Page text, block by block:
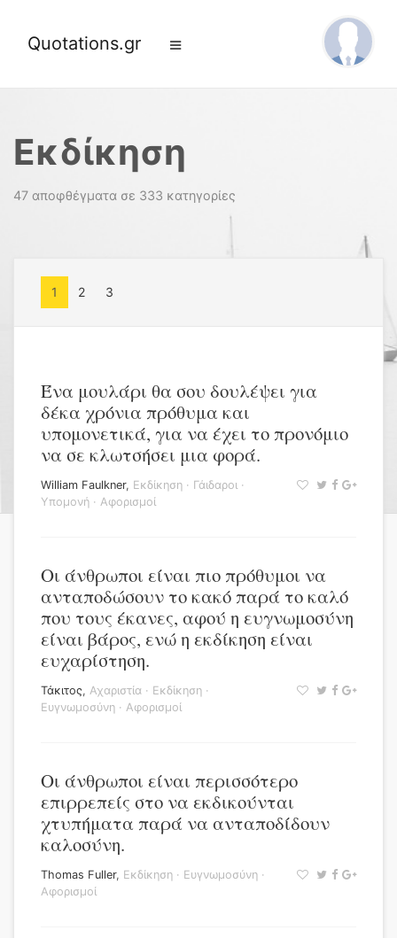
Quotations.gr
Εκδίκηση
47 αποφθέγματα σε 333 κατηγορίες
1 2 3
Ένα μουλάρι θα σου δουλέψει για
δέκα χρόνια πρόθυμα και
υπομονετικά, για να έχει το προνόμιο
να σε κλωτσήσει μια φορά.
William Faulkner, Εκδίκηση · Γάιδαροι ·
Υπομονή · Αφορισμοί
Οι άνθρωποι είναι πιο πρόθυμοι να
ανταποδώσουν το κακό παρά το καλό
που τους έκανες, αφού η ευγνωμοσύνη
είναι βάρος, ενώ η εκδίκηση είναι
ευχαρίστηση.
Τάκιτος, Αχαριστία · Εκδίκηση ·
Ευγνωμοσύνη · Αφορισμοί
Οι άνθρωποι είναι περισσότερο
επιρρεπείς στο να εκδικούνται
χτυπήματα παρά να ανταποδίδουν
καλοσύνη.
Thomas Fuller, Εκδίκηση · Ευγνωμοσύνη ·
Αφορισμοί